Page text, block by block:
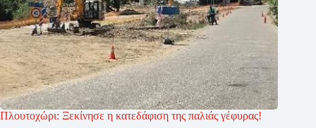
Πλουτοχώρι: Ξεκίνησε η κατεδάφιση της παλιάς γέφυρας!